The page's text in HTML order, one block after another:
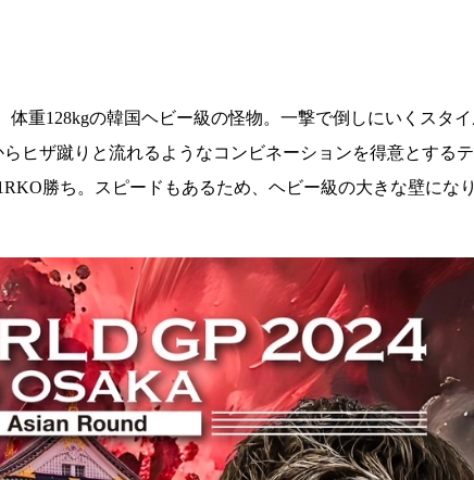
重128kgの韓国ヘビー級の怪物。一撃で倒しにいくスタ
ヒザ蹴りと流れるようなコンビネーションを得意とする
勝ち。スピードもあるため、ヘビー級の大きな壁にな